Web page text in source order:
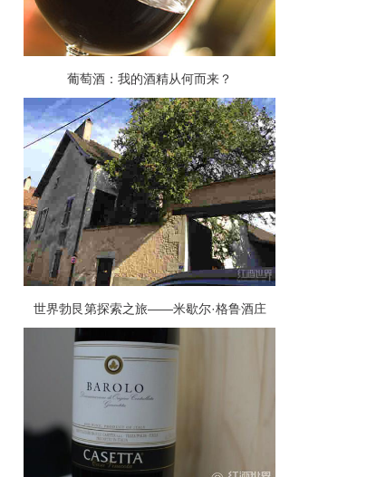
葡萄酒：我的酒精从何而来？
世界勃艮第探索之旅——米歇尔·格鲁酒庄